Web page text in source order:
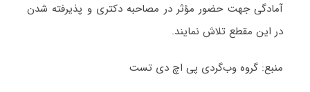
آمادگی جهت حضور مؤثر در مصاحبه دکتری و پذیرفته شدن
در این مقطع تلاش نمایند.
منبع: گروه وب‌گردی پی اچ دی تست